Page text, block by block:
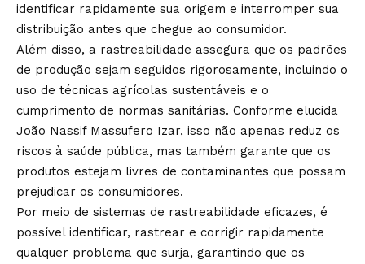
identificar rapidamente sua origem e interromper sua
distribuição antes que chegue ao consumidor.
Além disso, a rastreabilidade assegura que os padrões
de produção sejam seguidos rigorosamente, incluindo o
uso de técnicas agrícolas sustentáveis e o
cumprimento de normas sanitárias. Conforme elucida
João Nassif Massufero Izar, isso não apenas reduz os
riscos à saúde pública, mas também garante que os
produtos estejam livres de contaminantes que possam
prejudicar os consumidores.
Por meio de sistemas de rastreabilidade eficazes, é
possível identificar, rastrear e corrigir rapidamente
qualquer problema que surja, garantindo que os